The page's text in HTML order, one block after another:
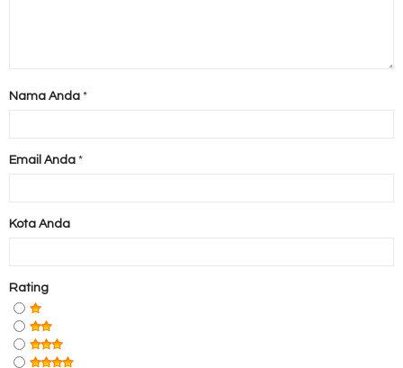
Nama Anda *
Email Anda *
Kota Anda
Rating